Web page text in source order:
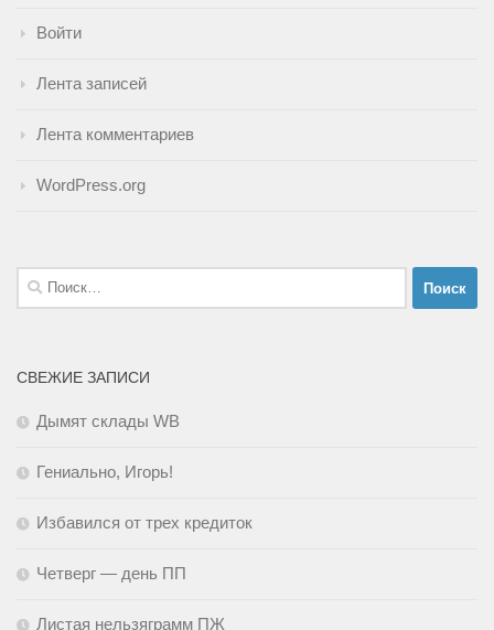
Войти
Лента записей
Лента комментариев
WordPress.org
Найти:
СВЕЖИЕ ЗАПИСИ
Дымят склады WB
Гениально, Игорь!
Избавился от трех кредиток
Четверг — день ПП
Листая нельзяграмм ПЖ